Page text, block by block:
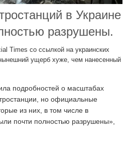
в Украине
разрушены.
Times со ссылкой на украинских
ущерб хуже, чем нанесенный
подробностей о масштабах
но официальные
из них, в том числе в
почти полностью разрушены»,